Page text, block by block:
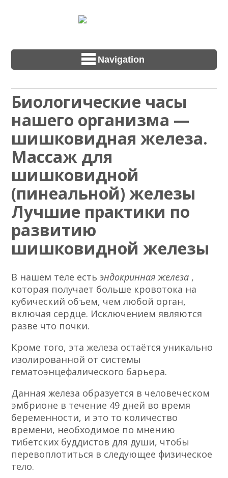
Navigation
Биологические часы
нашего организма —
шишковидная железа.
Массаж для
шишковидной
(пинеальной) железы
Лучшие практики по
развитию
шишковидной железы
В нашем теле естьэндокринная железа ,
которая получает больше кровотока на
кубический объем, чем любой орган,
включая сердце. Исключением являются
разве что почки.
Кроме того, эта железа остаётся уникально
изолированной от системы
гематоэнцефалического барьера.
Данная железа образуется в человеческом
эмбрионе в течение 49 дней во время
беременности, и это то количество
времени, необходимое по мнению
тибетских буддистов для души, чтобы
перевоплотиться в следующее физическое
тело.